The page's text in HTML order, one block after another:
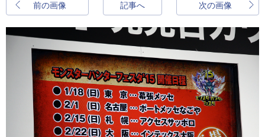
前の画像 次の画像
記事へ